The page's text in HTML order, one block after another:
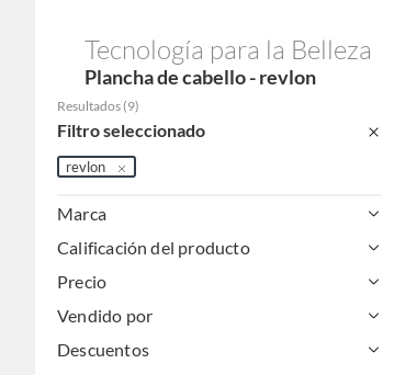
Tecnología para la Belleza
Plancha de cabello - revlon
Resultados (9)
Filtro seleccionado
revlon
Marca
Calificación del producto
Precio
Vendido por
Descuentos